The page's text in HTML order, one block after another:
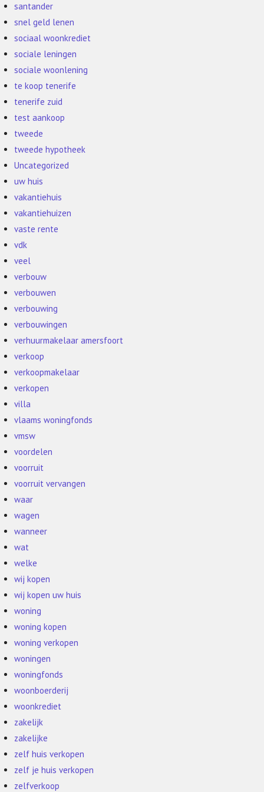
santander
snel geld lenen
sociaal woonkrediet
sociale leningen
sociale woonlening
te koop tenerife
tenerife zuid
test aankoop
tweede
tweede hypotheek
Uncategorized
uw huis
vakantiehuis
vakantiehuizen
vaste rente
vdk
veel
verbouw
verbouwen
verbouwing
verbouwingen
verhuurmakelaar amersfoort
verkoop
verkoopmakelaar
verkopen
villa
vlaams woningfonds
vmsw
voordelen
voorruit
voorruit vervangen
waar
wagen
wanneer
wat
welke
wij kopen
wij kopen uw huis
woning
woning kopen
woning verkopen
woningen
woningfonds
woonboerderij
woonkrediet
zakelijk
zakelijke
zelf huis verkopen
zelf je huis verkopen
zelfverkoop